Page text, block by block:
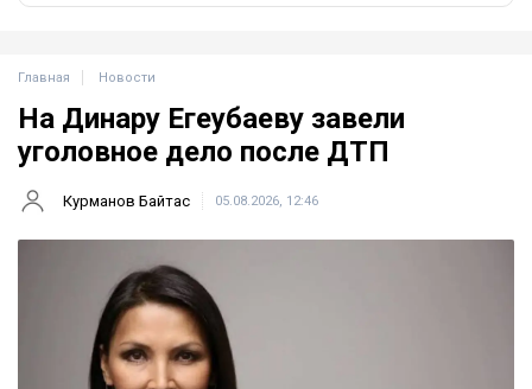
Главная Новости
На Динару Егеубаеву завели
уголовное дело после ДТП
Курманов Байтас 05.08.2026, 12:46